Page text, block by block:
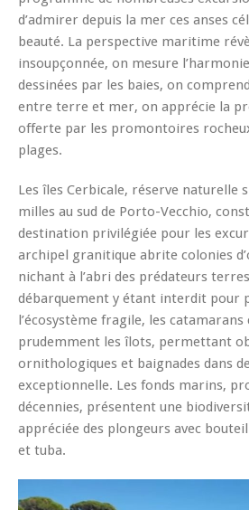
d’admirer depuis la mer ces anses
beauté. La perspective maritime
insoupçonnée, on mesure
dessinées par les baies, on
entre terre et mer, on apprécie la
offerte par les promontoires
plages.
Les îles Cerbicale, réserve naturelle
milles au sud de Porto-Vecchio,
destination privilégiée pour les
archipel granitique abrite colonies
nichant à l’abri des prédateurs
débarquement y étant interdit pour
l’écosystème fragile, les
prudemment les îlots, permettant
ornithologiques et baignades dans
exceptionnelle. Les fonds marins,
décennies, présentent une
appréciée des plongeurs avec
et tuba.